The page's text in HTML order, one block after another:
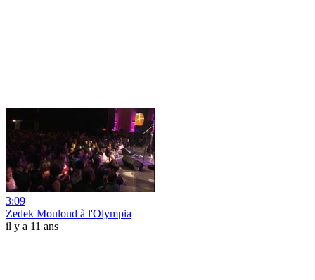
3:09
Zedek Mouloud à l'Olympia
il y a 11 ans